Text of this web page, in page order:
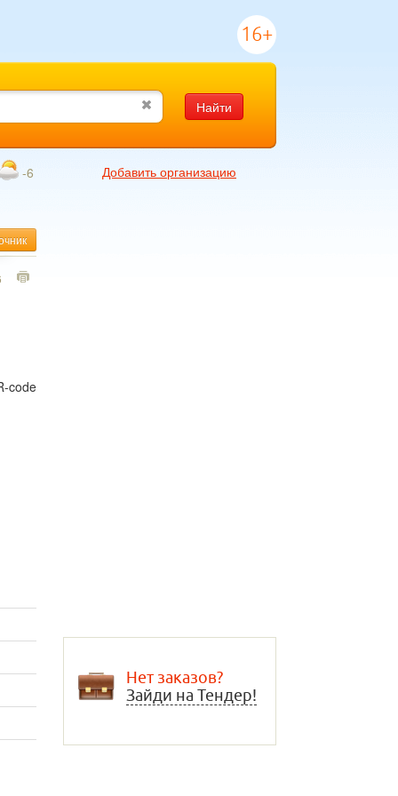
16+
Найти
-6
Добавить организацию
Нет заказов?
Зайди на Тендер!